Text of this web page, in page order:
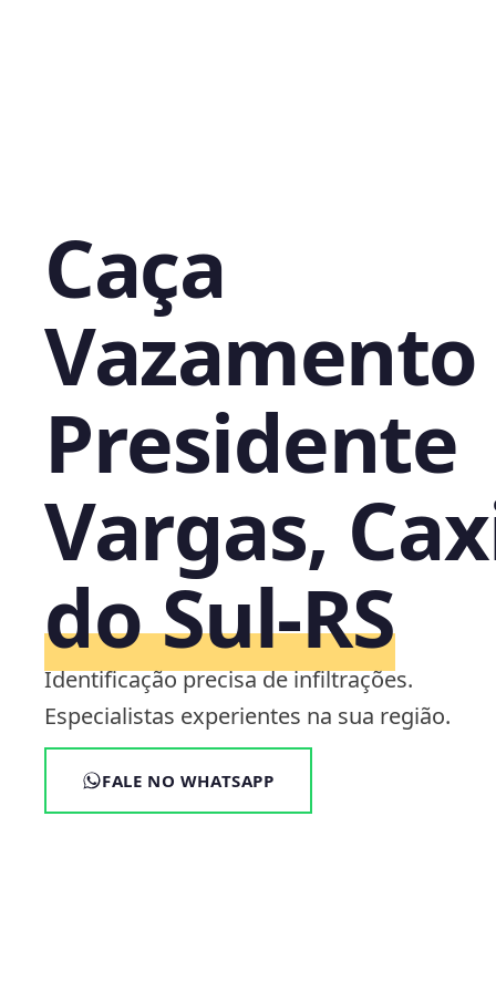
Caça
Presidente
Vargas,
do Sul‑RS
Identificação precisa de infiltrações.
Especialistas experientes na sua região.
FALE NO WHATSAPP